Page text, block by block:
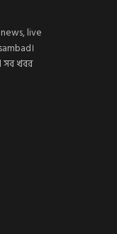
live
সব খবর